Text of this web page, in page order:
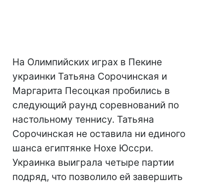
На Олимпийских играх в Пекине
украинки Татьяна Сорочинская и
Маргарита Песоцкая пробились в
следующий раунд соревнований по
настольному теннису. Татьяна
Сорочинская не оставила ни единого
шанса египтянке Нохе Юссри.
Украинка выиграла четыре партии
подряд, что позволило ей завершить